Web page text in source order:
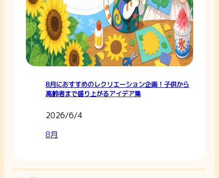
8月におすすめのレクリエーション企画！子供から
高齢者まで盛り上がるアイデア集
2026/6/4
8月